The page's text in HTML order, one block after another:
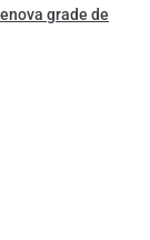
grade de